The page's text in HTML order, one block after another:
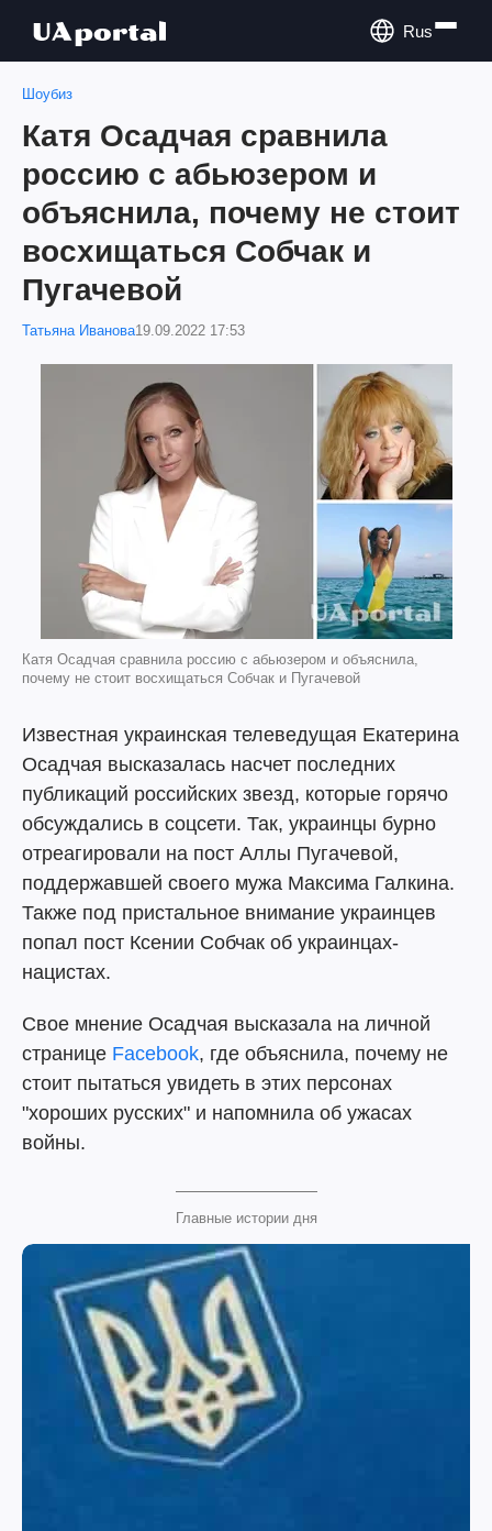
Rus
Шоубиз
Катя Осадчая сравнила
россию с абьюзером и
объяснила, почему не стоит
восхищаться Собчак и
Пугачевой
Татьяна Иванова19.09.2022 17:53
Катя Осадчая сравнила россию с абьюзером и объяснила,
почему не стоит восхищаться Собчак и Пугачевой
Известная украинская телеведущая Екатерина
Осадчая высказалась насчет последних
публикаций российских звезд, которые горячо
обсуждались в соцсети. Так, украинцы бурно
отреагировали на пост Аллы Пугачевой,
поддержавшей своего мужа Максима Галкина.
Также под пристальное внимание украинцев
попал пост Ксении Собчак об украинцах-
нацистах.
Свое мнение Осадчая высказала на личной
странице Facebook, где объяснила, почему не
стоит пытаться увидеть в этих персонах
"хороших русских" и напомнила об ужасах
войны.
Главные истории дня